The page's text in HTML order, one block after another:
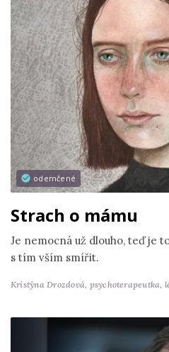
odemčené
Strach o mámu
Je nemocná už dlouho, teď je
s tím vším smířit.
Kristýna Drozdová, psychoterapeutka,